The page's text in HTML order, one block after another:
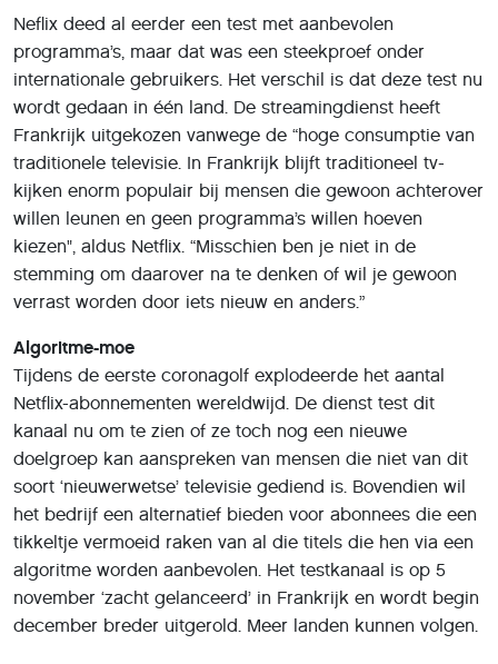
Neflix deed al eerder een test met aanbevolen
programma’s, maar dat was een steekproef onder
internationale gebruikers. Het verschil is dat deze test nu
wordt gedaan in één land. De streamingdienst heeft
Frankrijk uitgekozen vanwege de “hoge consumptie van
traditionele televisie. In Frankrijk blijft traditioneel tv-
kijken enorm populair bij mensen die gewoon achterover
willen leunen en geen programma’s willen hoeven
kiezen", aldus Netflix. “Misschien ben je niet in de
stemming om daarover na te denken of wil je gewoon
verrast worden door iets nieuw en anders.”
Algoritme-moe
Tijdens de eerste coronagolf explodeerde het aantal
Netflix-abonnementen wereldwijd. De dienst test dit
kanaal nu om te zien of ze toch nog een nieuwe
doelgroep kan aanspreken van mensen die niet van dit
soort ‘nieuwerwetse’ televisie gediend is. Bovendien wil
het bedrijf een alternatief bieden voor abonnees die een
tikkeltje vermoeid raken van al die titels die hen via een
algoritme worden aanbevolen. Het testkanaal is op 5
november ‘zacht gelanceerd’ in Frankrijk en wordt begin
december breder uitgerold. Meer landen kunnen volgen.